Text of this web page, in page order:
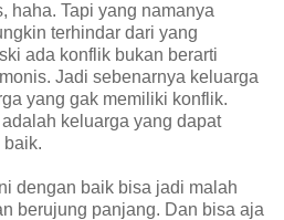
haha. Tapi yang namanya
terhindar dari yang
ada konflik bukan berarti
Jadi sebenarnya keluarga
yang gak memiliki konflik.
keluarga yang dapat
baik.
dengan baik bisa jadi malah
berujung panjang. Dan bisa aja